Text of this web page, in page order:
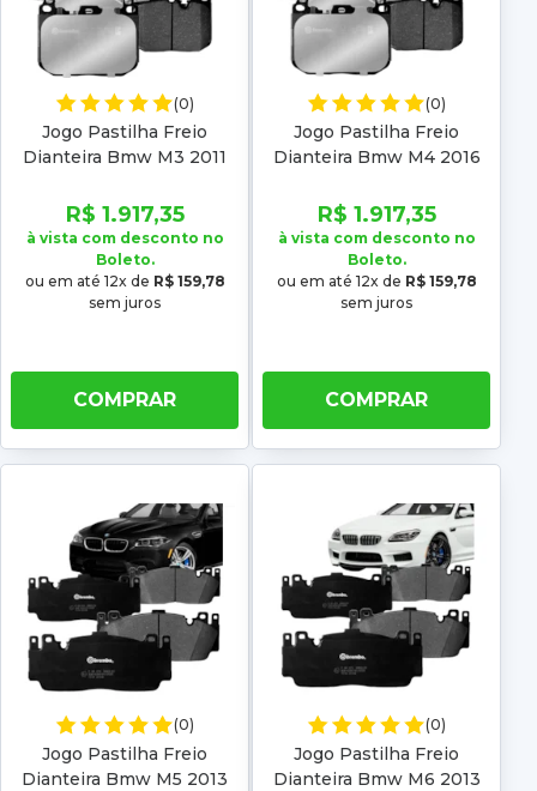
(0)
Jogo Pastilha Freio
Dianteira Bmw M3 2011
R$ 1.917,35
à vista com desconto no
Boleto.
ou em até 12x de R$ 159,78
sem juros
COMPRAR
(0)
Jogo Pastilha Freio
Dianteira Bmw M4 2016
R$ 1.917,35
à vista com desconto no
Boleto.
ou em até 12x de R$ 159,78
sem juros
COMPRAR
(0)
Jogo Pastilha Freio
Dianteira Bmw M5 2013
(0)
Jogo Pastilha Freio
Dianteira Bmw M6 2013